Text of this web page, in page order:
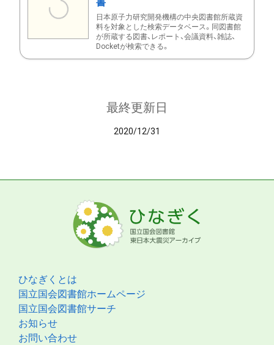
日本原子力研究開発機構の中央図書館所蔵資
料を対象とした検索データベース。同図書館
が所蔵する図書、レポート、会議資料、雑誌、
Docketが検索できる。
最終更新日
2020/12/31
ひなぎくとは
国立国会図書館ホームページ
国立国会図書館サーチ
お知らせ
お問い合わせ